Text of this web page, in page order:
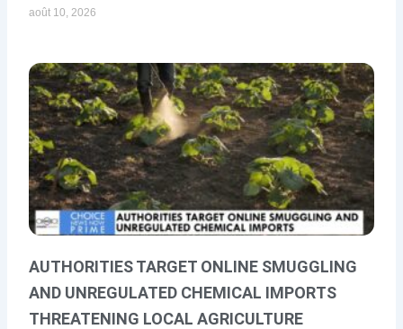
août 10, 2026
AUTHORITIES TARGET ONLINE SMUGGLING
AND UNREGULATED CHEMICAL IMPORTS
THREATENING LOCAL AGRICULTURE